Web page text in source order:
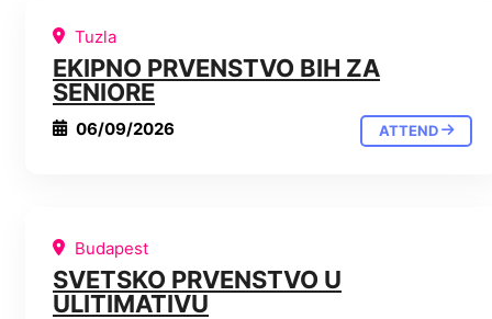
Tuzla
EKIPNO PRVENSTVO BIH ZA
SENIORE
06/09/2026 ATTEND
Budapest
SVETSKO PRVENSTVO U
ULITIMATIVU